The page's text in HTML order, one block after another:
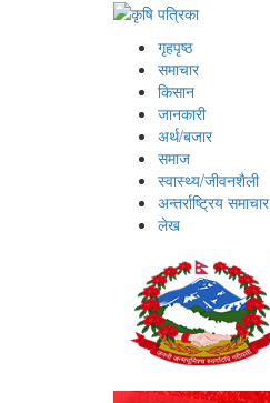
गृहपृष्ठ
समाचार
किसान
जानकारी
अर्थ/बजार
समाज
स्वास्थ्य/जीवनशैली
अन्तर्राष्ट्रिय समाचार
लेख